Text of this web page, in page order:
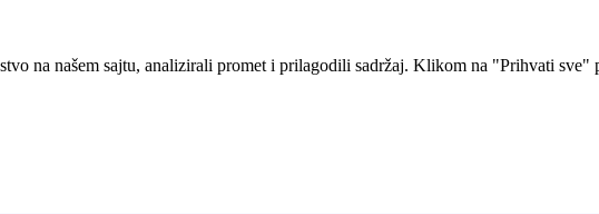
na našem sajtu, analizirali promet i prilagodili sadržaj. Klikom na "Prihvati sve"